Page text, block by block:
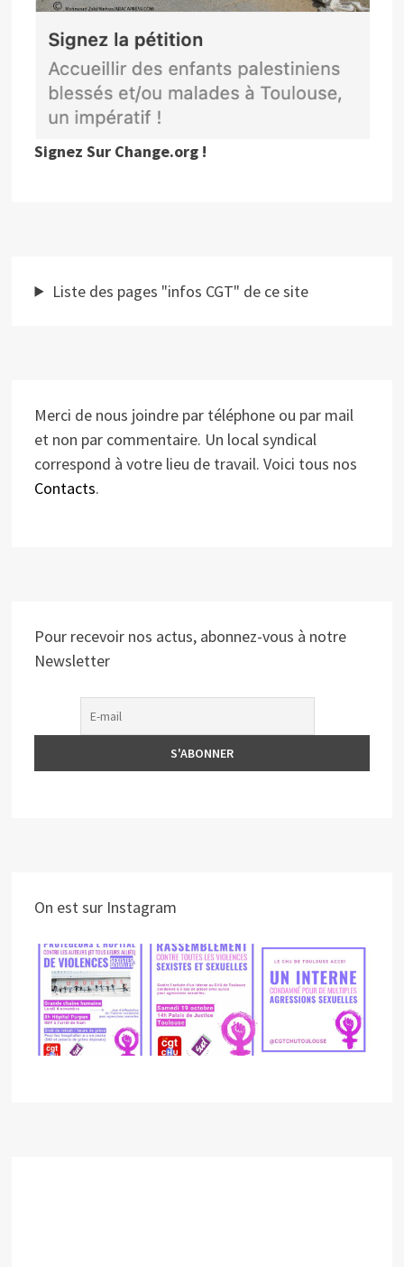
Signez Sur Change.org !
Liste des pages "infos CGT" de ce site
Merci de nous joindre par téléphone ou par mail
et non par commentaire. Un local syndical
correspond à votre lieu de travail. Voici tous nos
Contacts.
Pour recevoir nos actus, abonnez-vous à notre
Newsletter
On est sur Instagram